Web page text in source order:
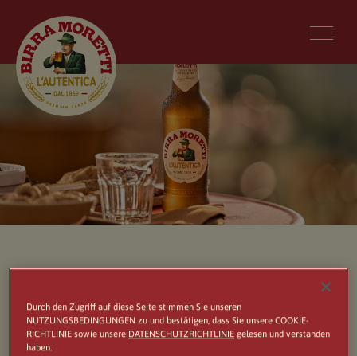
Birra Moretti ist ein hochwertiges Bier, das auf
Durch den Zugriff auf diese Seite stimmen Sie unseren
NUTZUNGSBEDINGUNGEN zu und bestätigen, dass Sie unsere COOKIE-
RICHTLINIE sowie unsere DATENSCHUTZRICHTLINIE gelesen und verstanden
haben.